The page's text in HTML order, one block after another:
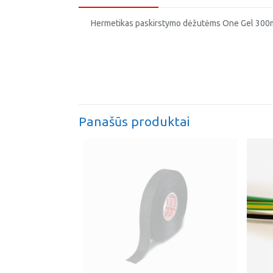
Hermetikas paskirstymo dėžutėms One Gel
Panašūs produktai